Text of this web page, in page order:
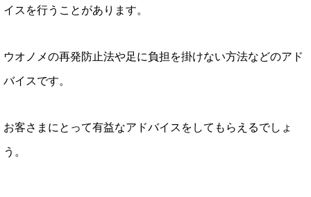
イスを行うことがあります。
ウオノメの再発防止法や足に負担を掛けない方法などのアド
バイスです。
お客さまにとって有益なアドバイスをしてもらえるでしょ
う。